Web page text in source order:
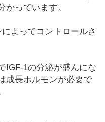
かっています。
よってコントロールさ
IGF-1の分泌が盛んにな
成長ホルモンが必要で